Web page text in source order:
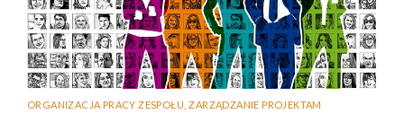
ORGANIZACJA PRACY ZESPOŁU ZARZĄDZANIE PROJEKTAM